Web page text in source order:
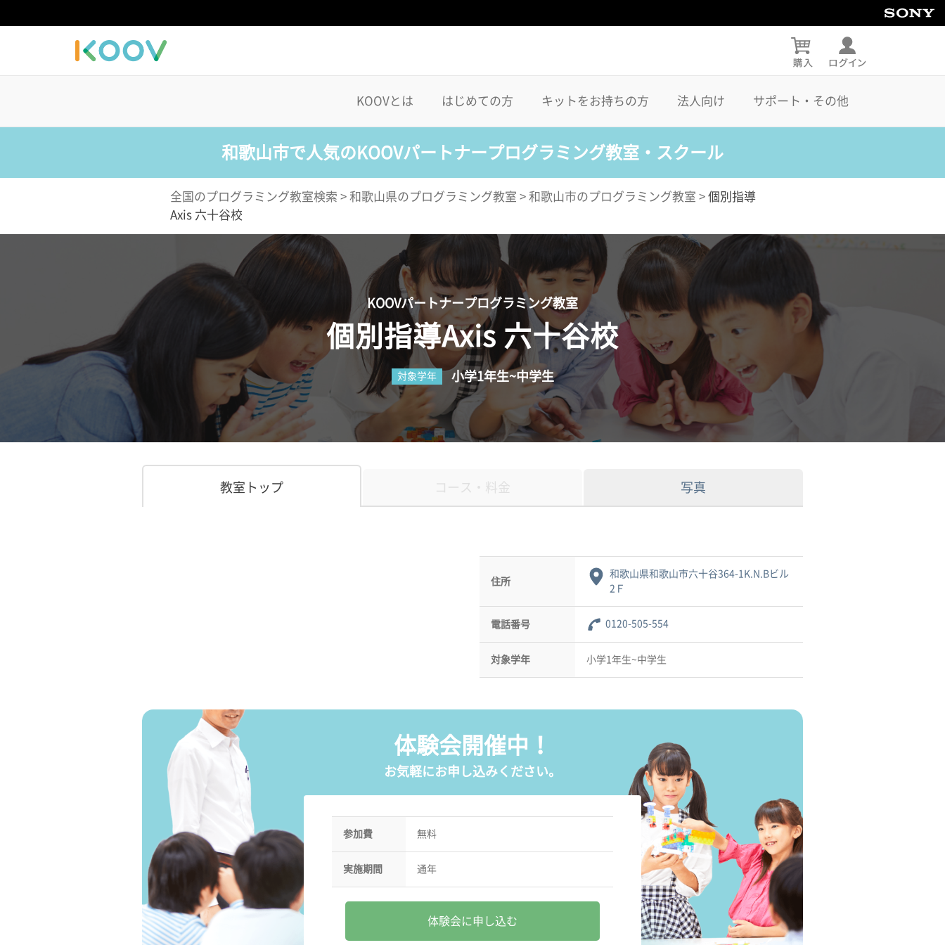
KOOVとは はじめての方 キットをお持ちの方 法人向け サポート・その他
和歌山市で人気のKOOVパートナープログラミング教室・スクール
全国のプログラミング教室検索 > 和歌山県のプログラミング教室 > 和歌山市のプログラミング教室 > 個別指導
Axis 六十谷校
KOOVパートナープログラミング教室
個別指導Axis 六十谷校
対象学年 小学1年生~中学生
教室トップ コース・料金 写真
住所
和歌山県和歌山市六十谷364-1K.N.Bビル
2Ｆ
電話番号 0120-505-554
対象学年 小学1年生~中学生
体験会開催中！
お気軽にお申し込みください。
参加費 無料
実施期間 通年
体験会に申し込む